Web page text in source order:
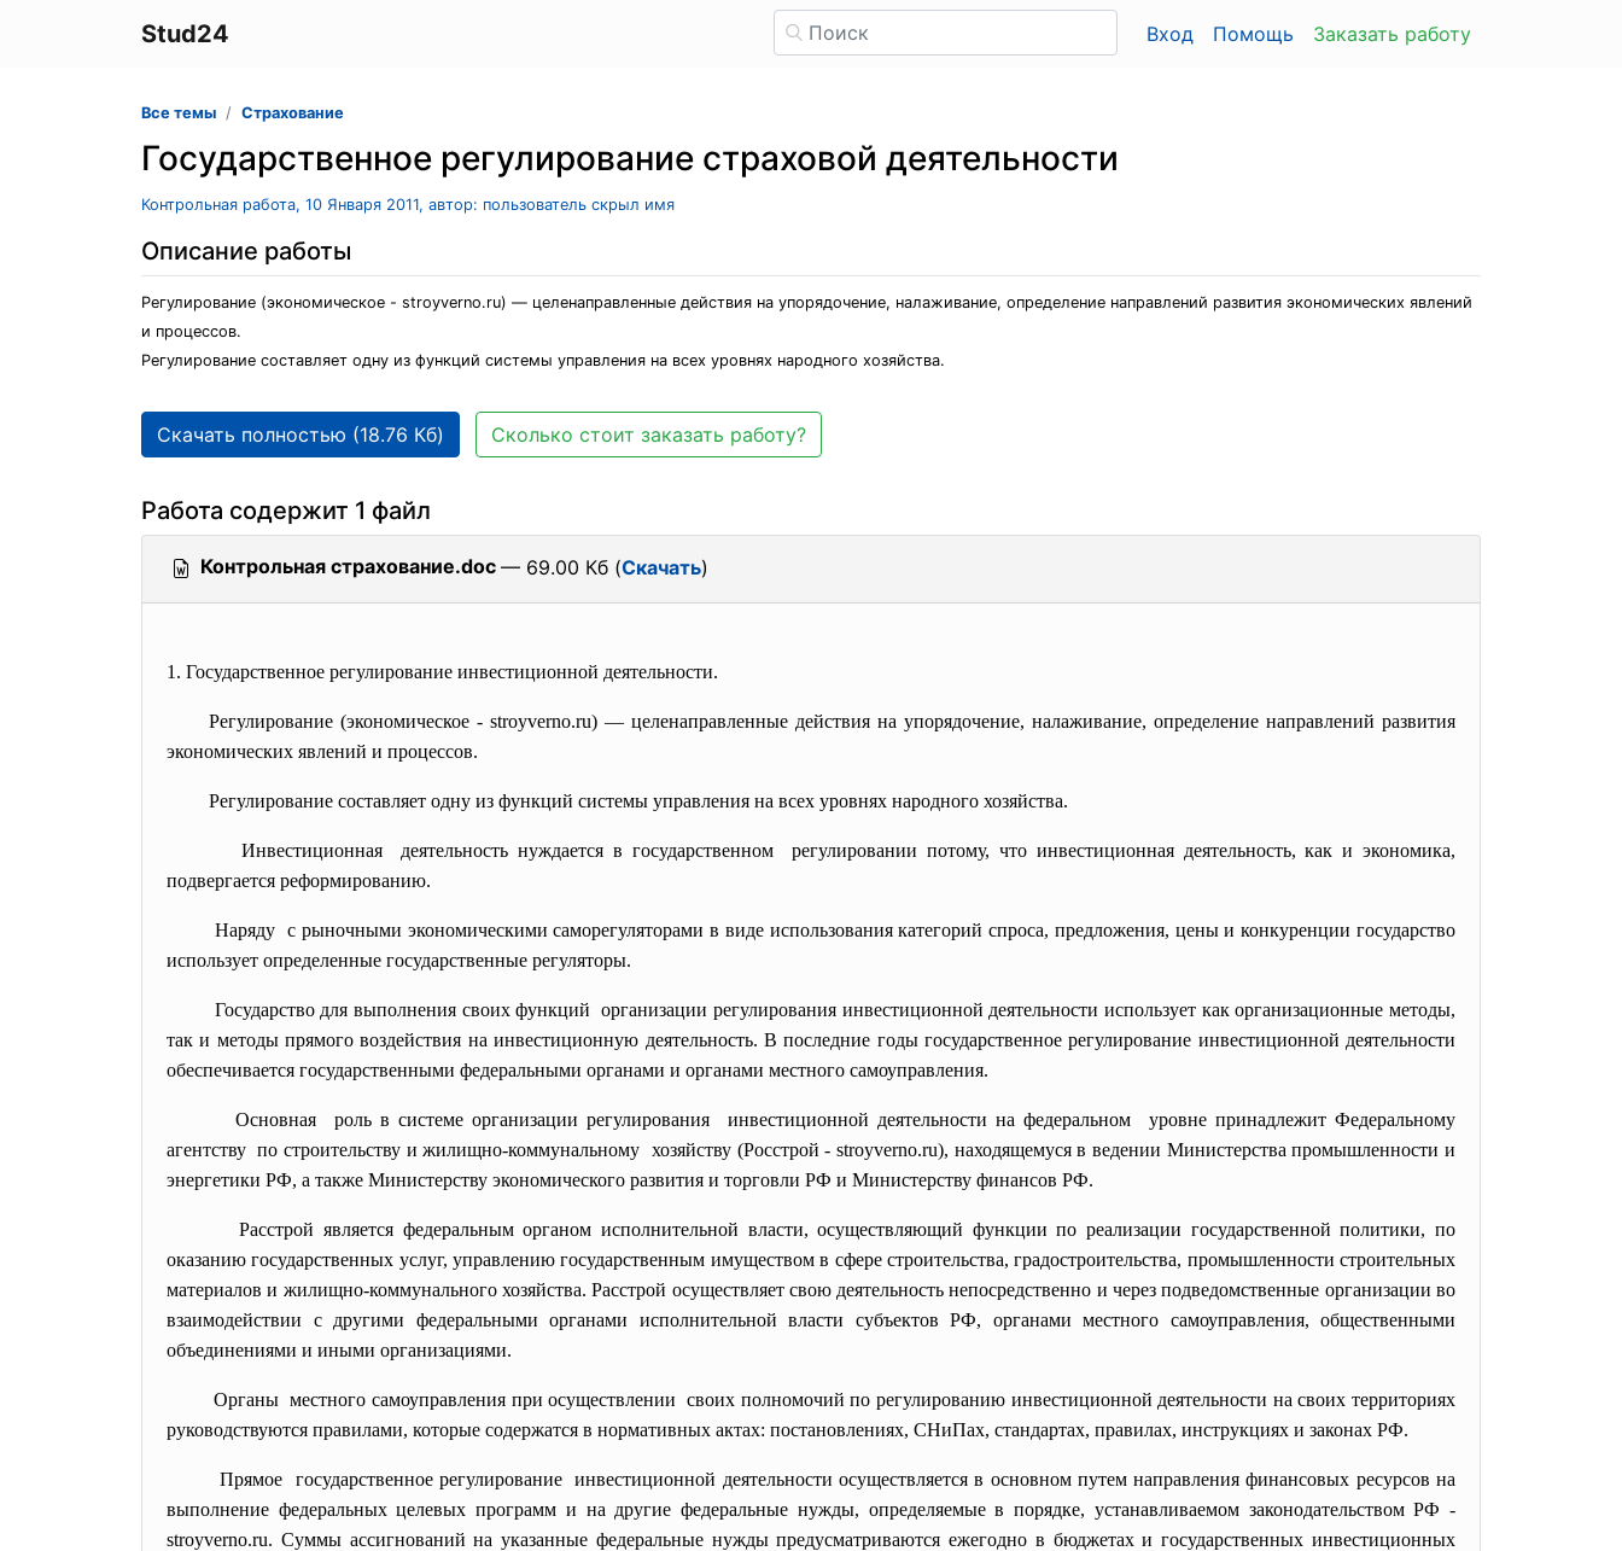
Stud24 Вход Помощь Заказать работу
Все темы Страхование
Государственное регулирование страховой деятельности
Контрольная работа, 10 Января 2011, автор: пользователь скрыл имя
Описание работы
Регулирование (экономическое - stroyverno.ru) — целенаправленные действия на упорядочение, налаживание, определение направлений развития экономических явлений
и процессов.
Регулирование составляет одну из функций системы управления на всех уровнях народного хозяйства.
Скачать полностью (18.76 Кб) Сколько стоит заказать работу?
Работа содержит 1 файл
Контрольная страхование.doc — 69.00 Кб (Скачать)
1. Государственное регулирование инвестиционной деятельности.
Регулирование (экономическое - stroyverno.ru) — целенаправленные действия на упорядочение, налаживание, определение направлений развития
экономических явлений и процессов.
Регулирование составляет одну из функций системы управления на всех уровнях народного хозяйства.
Инвестиционная деятельность нуждается в государственном регулировании потому, что инвестиционная деятельность, как и экономика,
подвергается реформированию.
Наряду с рыночными экономическими саморегуляторами в виде использования категорий спроса, предложения, цены и конкуренции государство
использует определенные государственные регуляторы.
Государство для выполнения своих функций организации регулирования инвестиционной деятельности использует как организационные методы,
так и методы прямого воздействия на инвестиционную деятельность. В последние годы государственное регулирование инвестиционной деятельности
обеспечивается государственными федеральными органами и органами местного самоуправления.
Основная роль в системе организациирегулирования инвестиционной деятельности на федеральном уровне принадлежит Федеральному
агентству по строительству и жилищно-коммунальному хозяйству (Росстрой - stroyverno.ru), находящемуся в ведении Министерства промышленности и
энергетики РФ, а также Министерству экономического развития и торговли РФ и Министерству финансов РФ.
Расстрой является федеральным органом исполнительной власти, осуществляющий функции по реализации государственной политики, по
оказанию государственных услуг, управлению государственным имуществом в сфере строительства, градостроительства, промышленности строительных
материалов и жилищно-коммунального хозяйства. Расстрой осуществляет свою деятельность непосредственно и через подведомственные организации во
взаимодействии с другими федеральными органами исполнительной власти субъектов РФ, органами местного самоуправления, общественными
объединениями и иными организациями.
Органы местного самоуправления при осуществлении своих полномочий по регулированию инвестиционной деятельности на своих территориях
руководствуются правилами, которые содержатся в нормативных актах: постановлениях, СНиПах, стандартах, правилах, инструкциях и законах РФ.
Прямое государственное регулирование инвестиционной деятельности осуществляется в основном путем направления финансовых ресурсов на
выполнение федеральных целевых программ и на другие федеральные нужды, определяемые в порядке, устанавливаемом законодательством РФ -
stroyverno.ru. Суммы ассигнований на указанные федеральные нужды предусматриваются ежегодно в бюджетах и государственных инвестиционных